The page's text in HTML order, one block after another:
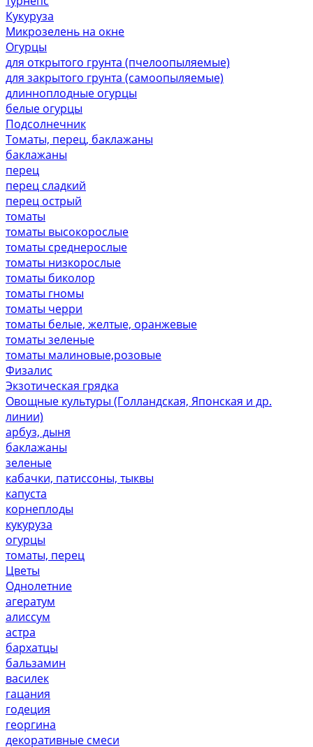
Кукуруза
Микрозелень на окне
Огурцы
для открытого грунта (пчелоопыляемые)
для закрытого грунта (самоопыляемые)
длинноплодные огурцы
белые огурцы
Подсолнечник
Томаты, перец, баклажаны
баклажаны
перец
перец сладкий
перец острый
томаты
томаты высокорослые
томаты среднерослые
томаты низкорослые
томаты биколор
томаты гномы
томаты черри
томаты белые, желтые, оранжевые
томаты зеленые
томаты малиновые,розовые
Физалис
Экзотическая грядка
Овощные культуры (Голландская, Японская и др.
линии)
арбуз, дыня
баклажаны
зеленые
кабачки, патиссоны, тыквы
капуста
корнеплоды
кукуруза
огурцы
томаты, перец
Цветы
Однолетние
агератум
алиссум
астра
бархатцы
бальзамин
василек
гацания
годеция
георгина
декоративные смеси